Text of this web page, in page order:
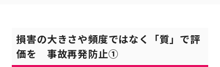
損害の大きさや頻度ではなく「質」で評
価を 事故再発防止①